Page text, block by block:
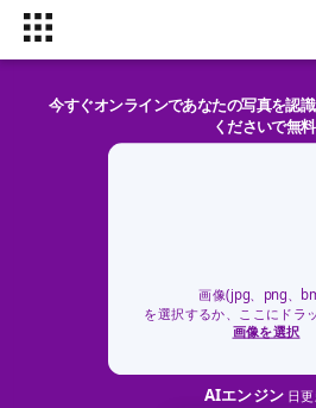
今すぐオンラインであなたの写真を認
くださいで無
画像(jpg、png、
を選択するか、ここにドラ
画像を選択
AIエンジン 日